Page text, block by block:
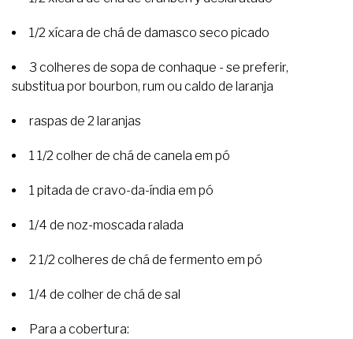
1/2 xícara de chá de damasco seco picado
3 colheres de sopa de conhaque - se preferir,
substitua por bourbon, rum ou caldo de laranja
raspas de 2 laranjas
1 1/2 colher de chá de canela em pó
1 pitada de cravo-da-índia em pó
1/4 de noz-moscada ralada
2 1/2 colheres de chá de fermento em pó
1/4 de colher de chá de sal
Para a cobertura: